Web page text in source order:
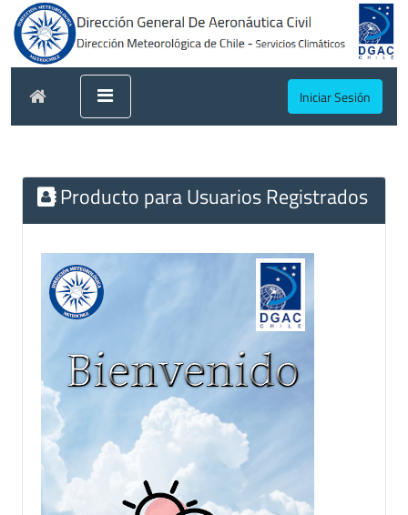
Iniciar Sesión
Producto para Usuarios Registrados